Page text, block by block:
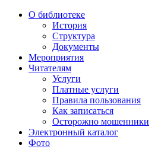
О библиотеке
История
Структура
Документы
Мероприятия
Читателям
Услуги
Платные услуги
Правила пользования
Как записаться
Осторожно мошенники
Электронный каталог
Фото